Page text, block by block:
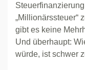
„Millionärssteuer“
gibt es keine
Und überhaupt:
würde, ist schwer